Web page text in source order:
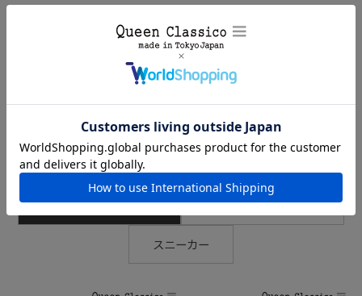
ソールの“グリップ力”と“耐摩耗性”。それぞれの長所を活か
したソールです。
インジェクションラバー部分にはブランドロゴを散らしたデ
チェックした商品
RANKING
ビジネスシューズ カジュアルシューズ
スニーカー